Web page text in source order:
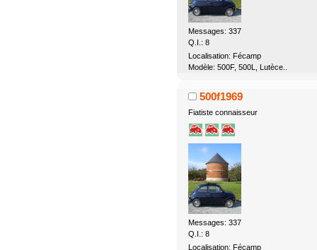
Messages: 337
Q.I.: 8
Localisation: Fécamp
Modèle: 500F, 500L, Lutèce..
500f1969
Fiatiste connaisseur
Messages: 337
Q.I.: 8
Localisation: Fécamp